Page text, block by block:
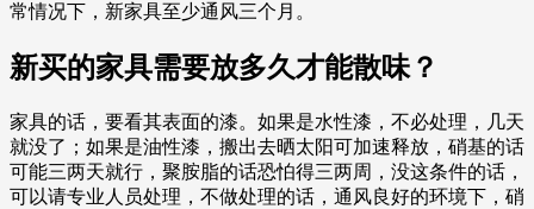
常情况下，新家具至少通风三个月。
新买的家具需要放多久才能散味？
家具的话，要看其表面的漆。如果是水性漆，不必处理，几天
就没了；如果是油性漆，搬出去晒太阳可加速释放，硝基的话
可能三两天就行，聚胺脂的话恐怕得三两周，没这条件的话，
可以请专业人员处理，不做处理的话，通风良好的环境下，硝